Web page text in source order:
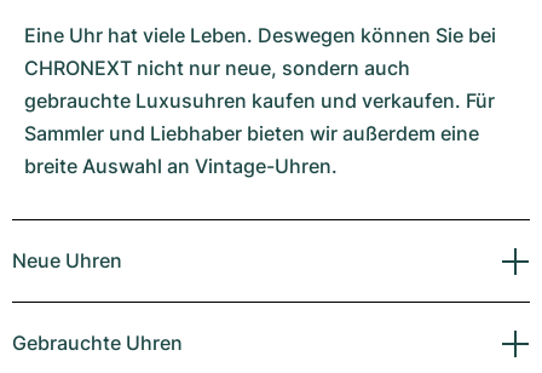
Eine Uhr hat viele Leben. Deswegen können Sie bei
CHRONEXT nicht nur neue, sondern auch
gebrauchte Luxusuhren kaufen und verkaufen. Für
Sammler und Liebhaber bieten wir außerdem eine
breite Auswahl an Vintage-Uhren.
Neue Uhren
Gebrauchte Uhren